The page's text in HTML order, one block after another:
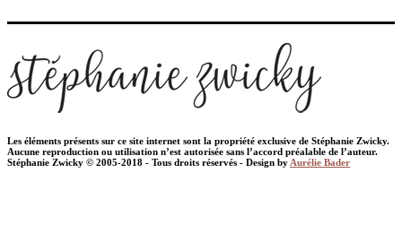
Les éléments présents sur ce site internet sont la propriété exclusive de Stéphanie Zwicky.
Aucune reproduction ou utilisation n’est autorisée sans l’accord préalable de l’auteur.
Stéphanie Zwicky © 2005-2018 - Tous droits réservés - Design byAurélie Bader